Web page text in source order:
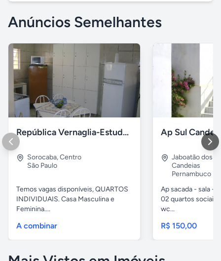
Anúncios Semelhantes
República Vernaglia-Estudantes e ou Trabalhadores
Sorocaba,Centro
São Paulo
Temos vagas disponíveis, QUARTOS
INDIVIDUAIS. Casa Masculina e
Feminina....
A combinar
Ap Sul
Jaboatão dos
Candeias
Pernambuco
Ap sacada - sala -
02 quartos
wc...
R$ 150,00